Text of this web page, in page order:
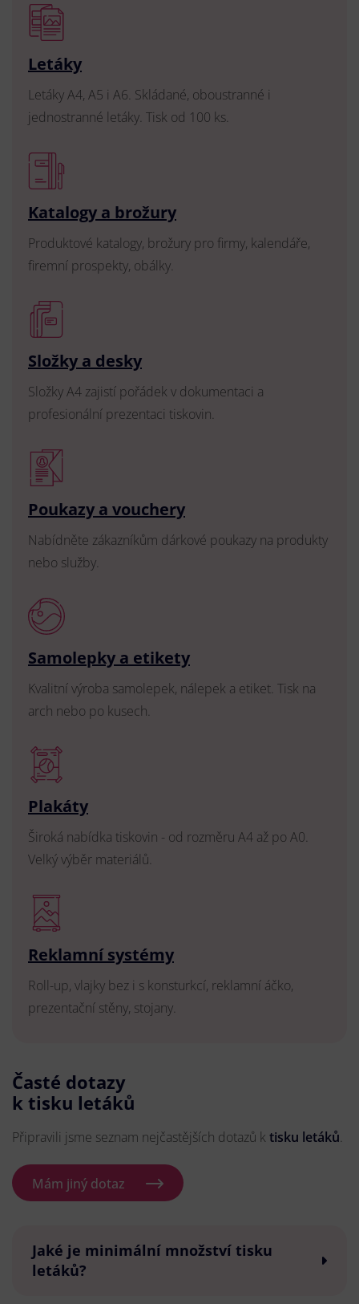
Letáky
Letáky A4, A5 i A6. Skládané, oboustranné i
jednostranné letáky. Tisk od 100 ks.
Katalogy a brožury
Produktové katalogy, brožury pro firmy, kalendáře,
firemní prospekty, obálky.
Složky a desky
Složky A4 zajistí pořádek v dokumentaci a
profesionální prezentaci tiskovin.
Poukazy a vouchery
Nabídněte zákazníkům dárkové poukazy na produkty
nebo služby.
Samolepky a etikety
Kvalitní výroba samolepek, nálepek a etiket. Tisk na
arch nebo po kusech.
Plakáty
Široká nabídka tiskovin - od rozměru A4 až po A0.
Velký výběr materiálů.
Reklamní systémy
Roll-up, vlajky bez i s konsturkcí, reklamní áčko,
prezentační stěny, stojany.
Časté dotazy
k tisku letáků
Připravili jsme seznam nejčastějších dotazů k tisku letáků.
Mám jiný dotaz
Jaké je minimální množství tisku
letáků?